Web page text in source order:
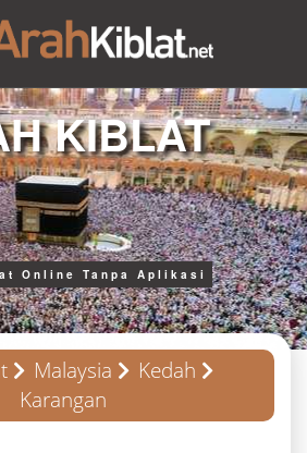
KIBLAT
Online Tanpa Aplikasi
Malaysia
Kedah
Karangan